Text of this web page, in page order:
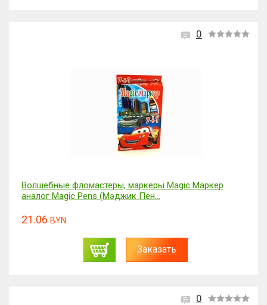
0
Волшебные фломастеры, маркеры Magic Маркер
аналог Magic Pens (Мэджик Пен...
21.06 BYN
Заказать
0